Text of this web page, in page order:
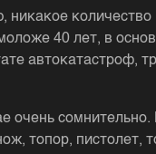
никакое количество
40 лет, в
автокатастроф,
очень
топор, пистолет,